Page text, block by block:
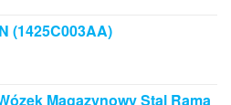
(1425C003AA)
Magazynowy Stal Rama